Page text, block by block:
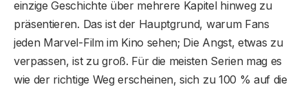
einzige Geschichte über mehrere Kapitel hinweg zu
präsentieren. Das ist der Hauptgrund, warum Fans
jeden Marvel-Film im Kino sehen; Die Angst, etwas zu
verpassen, ist zu groß. Für die meisten Serien mag es
wie der richtige Weg erscheinen, sich zu 100 % auf die